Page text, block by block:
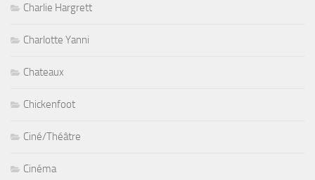
Charlie Hargrett
Charlotte Yanni
Chateaux
Chickenfoot
Ciné/Théâtre
Cinéma